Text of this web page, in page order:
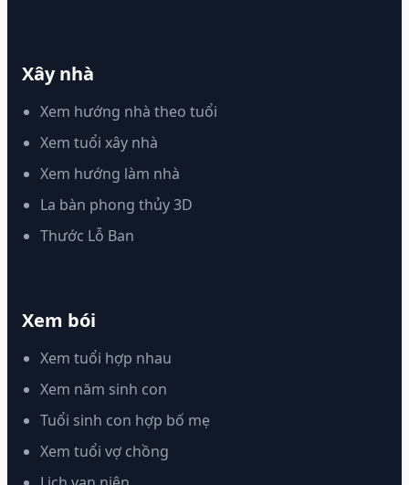
Xây nhà
Xem hướng nhà theo tuổi
Xem tuổi xây nhà
Xem hướng làm nhà
La bàn phong thủy 3D
Thước Lỗ Ban
Xem bói
Xem tuổi hợp nhau
Xem năm sinh con
Tuổi sinh con hợp bố mẹ
Xem tuổi vợ chồng